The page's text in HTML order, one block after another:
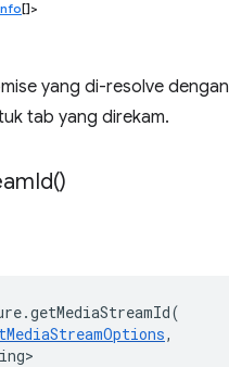
[]>
yang di-resolve dengan
tab yang direkam.
Id()
.getMediaStreamId(
,